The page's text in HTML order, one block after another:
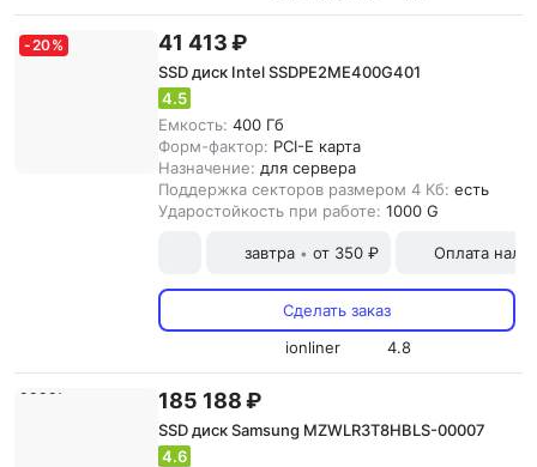
-20% 41 413 ₽
SSD диск Intel SSDPE2ME400G401
4.5
Емкость: 400 Гб
Форм-фактор: PCI-E карта
Назначение: для сервера
Поддержка секторов размером 4 Кб: есть
Ударостойкость при работе: 1000 G
завтра • от 350 ₽ Оплата
Сделать заказ
ionliner
4.8
185 188 ₽
SSD диск Samsung MZWLR3T8HBLS-00007
4.6